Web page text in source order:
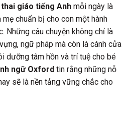
giáo tiếng Anh mỗi ngày là
chuẩn bị cho con một hành
Những câu chuyện không chỉ là
ngữ pháp mà còn là cánh cửa
dưỡng tâm hồn và trí tuệ cho bé
ngữ Oxford tin rằng những nỗ
sẽ là nền tảng vững chắc cho